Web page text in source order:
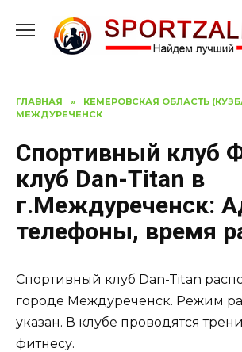
содержанию
ГЛАВНАЯ » КЕМЕРОВСКАЯ ОБЛАСТЬ
МЕЖДУРЕЧЕНСК
Спортивный клуб
клуб Dan-Titan в
г.Междуреченск:
телефоны, время
Спортивный клуб Dan-Titan
городе Междуреченск. Режим
указан. В клубе проводятся
фитнесу.